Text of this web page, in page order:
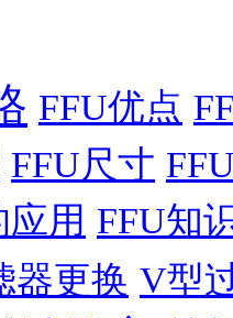
FFU优点
FFU尺寸
应用 FFU知
器更换 V型